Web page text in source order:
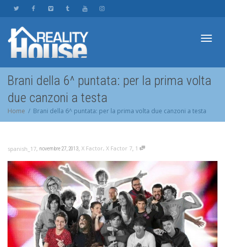
Brani della 6^ puntata: per la prima volta
due canzoni a testa
Home Brani della 6^ puntata: per la prima volta due canzoni a testa
spanish_17, novembre 27, 2013, X Factor, X Factor 7, 1